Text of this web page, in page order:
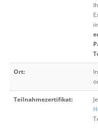
Ort:
Teilnahmezertifikat: